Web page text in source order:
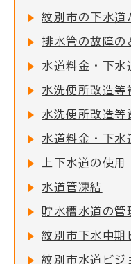
紋別市の下水道
排水管の故障の
水道料金・下水
水洗便所改造等
水道料金・下水
上下水道の使用
水道管凍結
貯水槽水道の管
紋別市下水中期
紋別市水道ビジ